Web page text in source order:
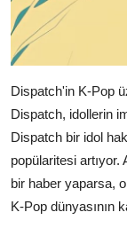
Dispatch'in K-Pop
Dispatch, idollerin
Dispatch bir idol
popülaritesi
bir haber yaparsa,
K-Pop dünyasının